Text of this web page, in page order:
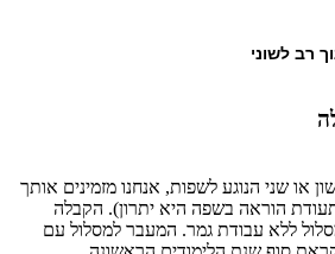
או שני הנוגע לשפות, אנחנו מזמינים אותך
הוראה בשפה היא יתרון). הקבלה
ללא עבודת גמר. המעבר למסלול עם